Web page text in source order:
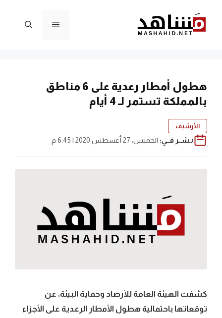
المحتوى
القائمة
هطول أمطار رعدية على 6 مناطق
بالمملكة تستمر لـ 4 أيام
الأرشيف
نـشــر فــي: الخميس، 27 أغسطس 2020 | 6:45 م
كشفت الهيئة العامة للأرصاد وحماية البيئة، عن
توقعاتها باحتمالية هطول الأمطار الرعدية على الأجزاء